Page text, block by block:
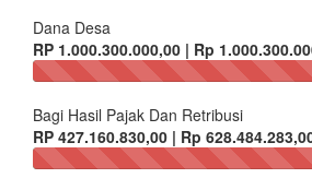
Dana Desa
RP 1.000.300.000,00 | Rp
Bagi Hasil Pajak Dan Retribusi
RP 427.160.830,00 | Rp